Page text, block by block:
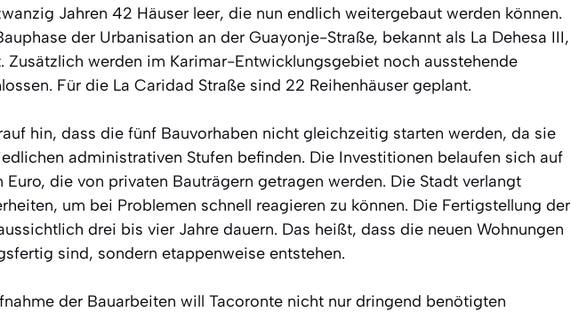
Jahren 42 Häuser leer, die nun endlich weitergebaut werden können.
der Urbanisation an der Guayonje-Straße, bekannt als La Dehesa III,
Zusätzlich werden im Karimar-Entwicklungsgebiet noch ausstehende
Für die La Caridad Straße sind 22 Reihenhäuser geplant.
hin, dass die fünf Bauvorhaben nicht gleichzeitig starten werden, da sie
administrativen Stufen befinden. Die Investitionen belaufen sich auf
Euro, die von privaten Bauträgern getragen werden. Die Stadt verlangt
um bei Problemen schnell reagieren zu können. Die Fertigstellung der
drei bis vier Jahre dauern. Das heißt, dass die neuen Wohnungen
sind, sondern etappenweise entstehen.
der Bauarbeiten will Tacoronte nicht nur dringend benötigten